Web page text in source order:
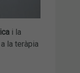
i la
la teràpia